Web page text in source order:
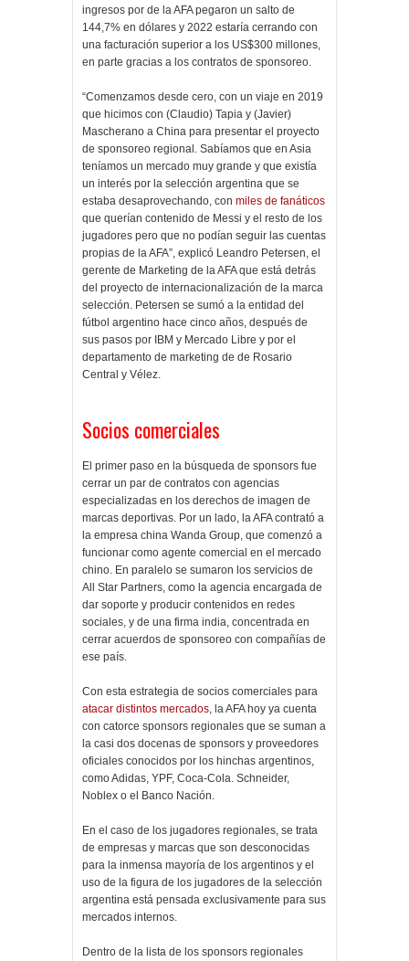
ingresos por de la AFA pegaron un salto de
144,7% en dólares y 2022 estaría cerrando con
una facturación superior a los US$300 millones,
en parte gracias a los contratos de sponsoreo.
“Comenzamos desde cero, con un viaje en 2019
que hicimos con (Claudio) Tapia y (Javier)
Mascherano a China para presentar el proyecto
de sponsoreo regional. Sabíamos que en Asia
teníamos un mercado muy grande y que existía
un interés por la selección argentina que se
estaba desaprovechando, con miles de fanáticos
que querían contenido de Messi y el resto de los
jugadores pero que no podían seguir las cuentas
propias de la AFA”, explicó Leandro Petersen, el
gerente de Marketing de la AFA que está detrás
del proyecto de internacionalización de la marca
selección. Petersen se sumó a la entidad del
fútbol argentino hace cinco años, después de
sus pasos por IBM y Mercado Libre y por el
departamento de marketing de de Rosario
Central y Vélez.
Socios comerciales
El primer paso en la búsqueda de sponsors fue
cerrar un par de contratos con agencias
especializadas en los derechos de imagen de
marcas deportivas. Por un lado, la AFA contrató a
la empresa china Wanda Group, que comenzó a
funcionar como agente comercial en el mercado
chino. En paralelo se sumaron los servicios de
All Star Partners, como la agencia encargada de
dar soporte y producir contenidos en redes
sociales, y de una firma india, concentrada en
cerrar acuerdos de sponsoreo con compañías de
ese país.
Con esta estrategia de socios comerciales para
atacar distintos mercados , la AFA hoy ya cuenta
con catorce sponsors regionales que se suman a
la casi dos docenas de sponsors y proveedores
oficiales conocidos por los hinchas argentinos,
como Adidas, YPF, Coca-Cola. Schneider,
Noblex o el Banco Nación.
En el caso de los jugadores regionales, se trata
de empresas y marcas que son desconocidas
para la inmensa mayoría de los argentinos y el
uso de la figura de los jugadores de la selección
argentina está pensada exclusivamente para sus
mercados internos.
Dentro de la lista de los sponsors regionales